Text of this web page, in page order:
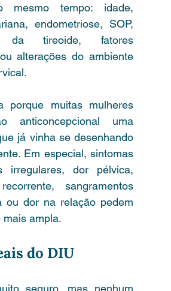
mesmo tempo: idade,
endometriose, SOP,
da tireoide, fatores
alterações do ambiente
porque muitas mulheres
anticoncepcional uma
já vinha se desenhando
Em especial, sintomas
irregulares, dor pélvica,
sangramentos
ou dor na relação pedem
mais ampla.
do DIU
seguro, mas nenhum